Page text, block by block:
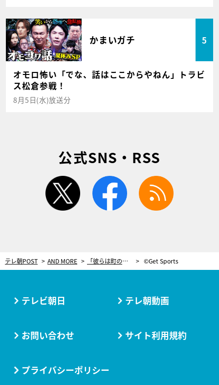
かまいガチ 5
オモロ怖い「でな、話はここからやねん」トラビ
ス松倉参戦！
8月5日(水)放送分
公式SNS・RSS
twitter facebook
テレ朝POST AND MORE 「彼らは町の悲願」―カーリング男子代表を支え続けた軽井沢町民たちが見た夢 ©Get Sports
テレビ朝日 テレ朝動画
お問い合わせ サイト利用規約
プライバシーポリシー